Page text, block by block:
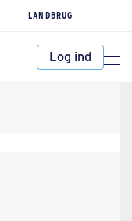
LANDBRUG
Log ind